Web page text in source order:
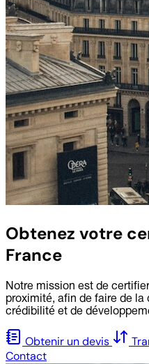
Obtenez votre
France
Notre mission est de
proximité, afin de faire de la
crédibilité et de
Obtenir un devis
Contact